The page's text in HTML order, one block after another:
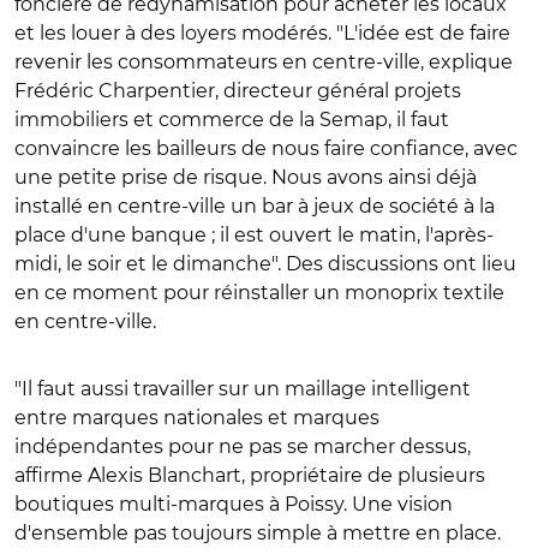
et les louer à des loyers modérés. "L'idée est de faire
revenir les consommateurs en centre-ville, explique
Frédéric Charpentier, directeur général projets
immobiliers et commerce de la Semap, il faut
convaincre les bailleurs de nous faire confiance, avec
une petite prise de risque. Nous avons ainsi déjà
installé en centre-ville un bar à jeux de société à la
place d'une banque ; il est ouvert le matin, l'après-
midi, le soir et le dimanche". Des discussions ont lieu
en ce moment pour réinstaller un monoprix textile
en centre-ville.
"Il faut aussi travailler sur un maillage intelligent
entre marques nationales et marques
indépendantes pour ne pas se marcher dessus,
affirme Alexis Blanchart, propriétaire de plusieurs
boutiques multi-marques à Poissy. Une vision
d'ensemble pas toujours simple à mettre en place.